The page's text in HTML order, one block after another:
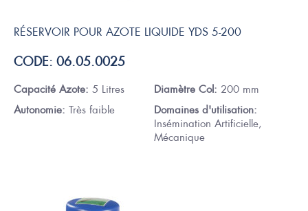
RÉSERVOIR POUR AZOTE LIQUIDE YDS 5-200
CODE: 06.05.0025
Capacité Azote: 5 Litres Diamètre Col: 200 mm
Autonomie: Très faible
Domaines d'utilisation:
Insémination Artificielle,
Mécanique